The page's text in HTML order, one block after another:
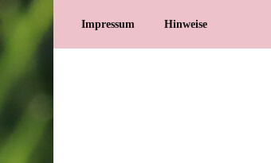
Impressum Hinweise